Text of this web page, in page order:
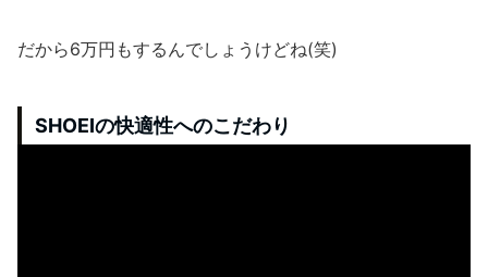
だから6万円もするんでしょうけどね(笑)
SHOEIの快適性へのこだわり